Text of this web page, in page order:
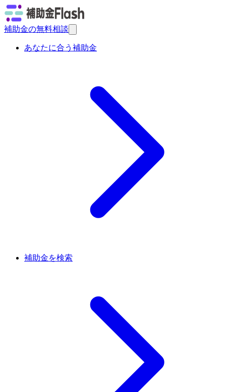
補助金の無料相談
あなたに合う補助金
補助金を検索